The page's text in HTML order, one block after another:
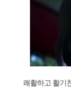
쾌활하고 활기